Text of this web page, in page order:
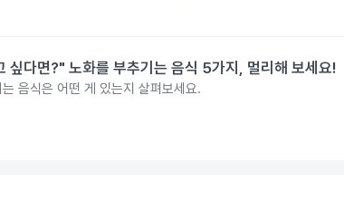
싶다면?" 노화를 부추기는 음식 5가지, 멀리해 보세요!
음식은 어떤 게 있는지 살펴보세요.